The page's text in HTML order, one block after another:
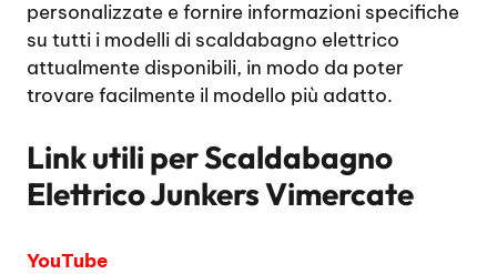
personalizzate e fornire informazioni specifiche
su tutti i modelli di scaldabagno elettrico
attualmente disponibili, in modo da poter
trovare facilmente il modello più adatto.
Link utili perScaldabagno
Elettrico Junkers Vimercate
YouTube